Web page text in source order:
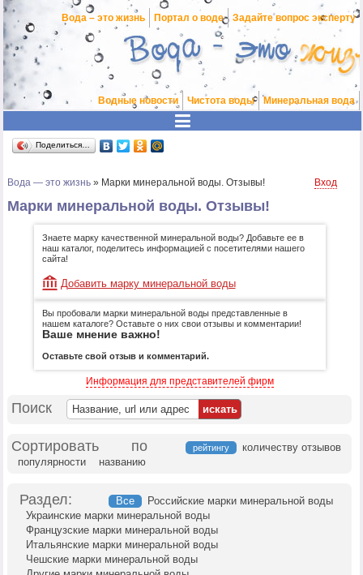
Вода – это жизнь Портал о воде Задайте вопрос эксперту
Водные новости Чистота воды Минеральная вода
Поделиться…
Вода — это жизнь » Марки минеральной воды. Отзывы! Вход
Марки минеральной воды. Отзывы!
Знаете марку качественной минеральной воды? Добавьте ее в
наш каталог, поделитесь информацией с посетителями нашего
сайта!
Добавить марку минеральной воды
Вы пробовали марки минеральной воды представленные в
нашем каталоге? Оставьте о них свои отзывы и комментарии!
Ваше мнение важно!
Оставьте свой отзыв и комментарий.
Информация для представителей фирм
Поиск
Сортировать по рейтингу
количеству отзывов
популярности
названию
Раздел: Все
Российские марки минеральной воды
Украинские марки минеральной воды
Французские марки минеральной воды
Итальянские марки минеральной воды
Чешские марки минеральной воды